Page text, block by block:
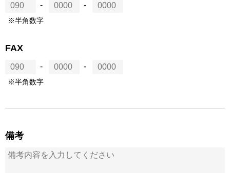
- -
※半角数字
FAX
- -
※半角数字
備考